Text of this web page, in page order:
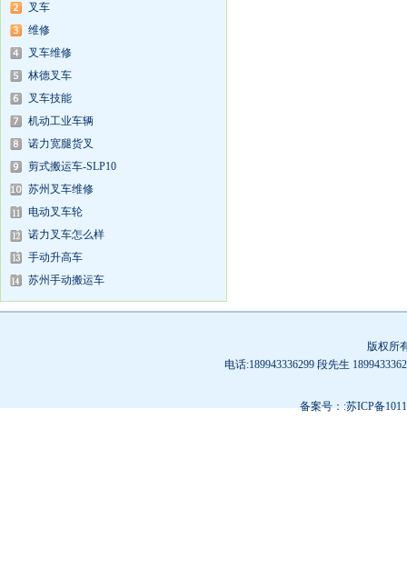
叉车
维修
叉车维修
林德叉车
叉车技能
机动工业车辆
诺力宽腿货叉
剪式搬运车-SLP10
苏州叉车维修
电动叉车轮
诺力叉车怎么样
手动升高车
苏州手动搬运车
版权所
电话:189943336299 段先生
备案号：:苏ICP备